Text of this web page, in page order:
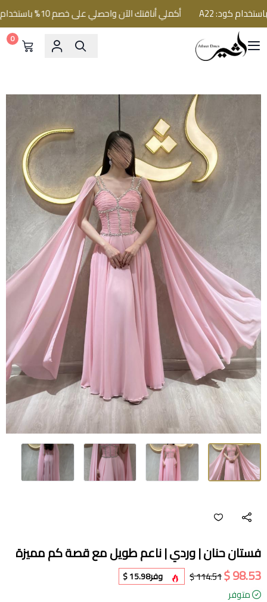
أكملي أناقتك الآن واحصلي على خصم 10% باستخدام كود: A22
فساتين اثير
0
فستان حنان | وردي | ناعم طويل مع قصة كم مميزة
98.53 $
114.51 $ وفر15.98 $
متوفر